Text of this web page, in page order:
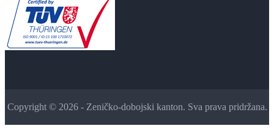
Copyright © 2026 - Zeničko-dobojski kanton. Sva prava pridržana.